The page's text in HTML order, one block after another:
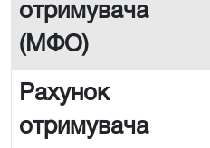
отримувача
(МФО)
Рахунок
отримувача